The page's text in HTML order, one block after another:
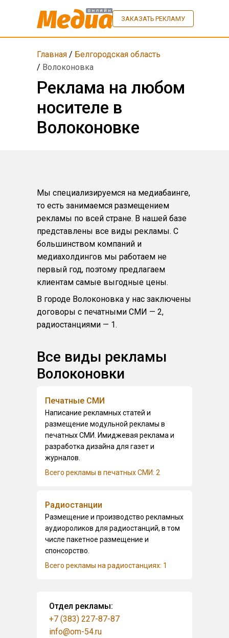
ЗАКАЗАТЬ РЕКЛАМУ
Главная / Белгородская область
/ Волоконовка
Реклама на любом
носителе в
Волоконовке
Мы специализируемся на медиабаинге,
то есть занимаемся размещением
рекламы по всей стране. В нашей базе
представлены все виды рекламы. С
большинством компаний и
медиахолдингов мы работаем не
первый год, поэтому предлагаем
клиентам самые выгодные цены.
В городе Волоконовка у нас заключены
договоры с печатными СМИ — 2,
радиостанциями — 1.
Все виды рекламы
Волоконовки
Печатные СМИ
Написание рекламных статей и
размещение модульной рекламы в
печатных СМИ. Имиджевая реклама и
разработка дизайна для газет и
журналов.
Всего рекламы в печатных СМИ: 2
Радиостанции
Размещение и производство рекламных
аудиороликов для радиостанций, в том
числе пакетное размещение и
спонсорство.
Всего рекламы на радиостанциях: 1
Отдел рекламы:
+7 (383) 227-87-87
info@om-54.ru